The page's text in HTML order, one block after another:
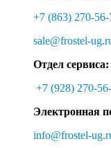
+7 (863) 270-56-
sale@frostel-
Отдел сервиса:
+7 (928) 270-
Электронная
info@frostel-